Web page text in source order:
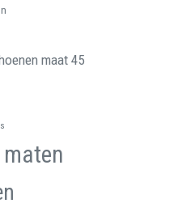
maat 45